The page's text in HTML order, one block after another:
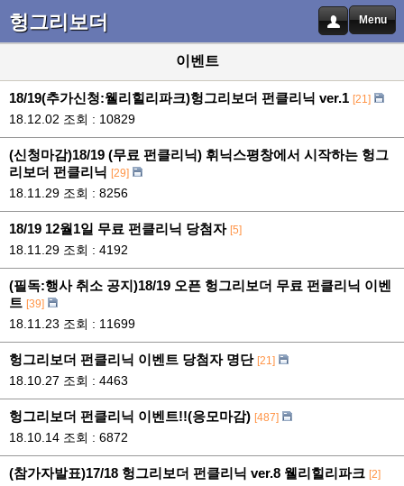
헝그리보더 Menu
이벤트
18/19(추가신청:웰리힐리파크)헝그리보더 펀클리닉 ver.1 [21]
18.12.02 조회 : 10829
(신청마감)18/19 (무료 펀클리닉) 휘닉스평창에서 시작하는 헝그
리보더 펀클리닉 [29]
18.11.29 조회 : 8256
18/19 12월1일 무료 펀클리닉 당첨자 [5]
18.11.29 조회 : 4192
(필독:행사 취소 공지)18/19 오픈 헝그리보더 무료 펀클리닉 이벤
트 [39]
18.11.23 조회 : 11699
헝그리보더 펀클리닉 이벤트 당첨자 명단 [21]
18.10.27 조회 : 4463
헝그리보더 펀클리닉 이벤트!!(응모마감) [487]
18.10.14 조회 : 6872
(참가자발표)17/18 헝그리보더 펀클리닉 ver.8 웰리힐리파크 [2]